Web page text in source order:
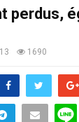
perdus,
1690